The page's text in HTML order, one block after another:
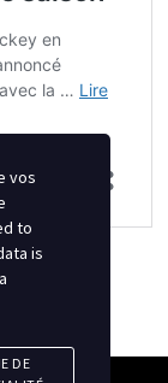
vos
to
is
DE